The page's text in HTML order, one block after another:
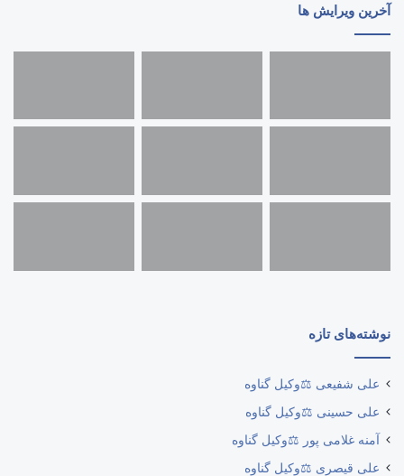
آخرین ویرایش ها
نوشته‌های تازه
علی شفیعی ⚖️وکیل گناوه
علی حسینی ⚖️وکیل گناوه
آمنه غلامی پور ⚖️وکیل گناوه
علی قیصری ⚖️وکیل گناوه